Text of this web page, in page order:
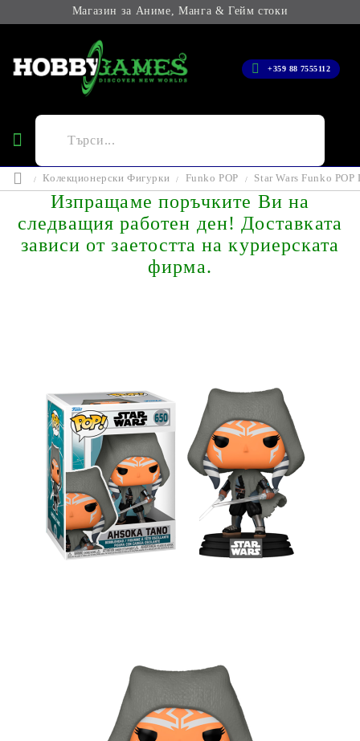
Магазин за Аниме, Манга & Гейм стоки
+359 88 7555112
Колекционерски Фигурки Funko POP Star Wars Funko
Изпращаме поръчките Ви на
следващия работен ден! Доставката
зависи от заетостта на куриерската
фирма.